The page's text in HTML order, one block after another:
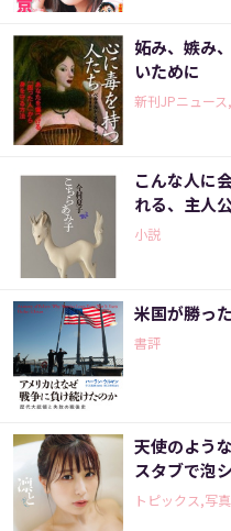
妬み、嫉み
いために
新刊JPニュー
こんな人に
れる、主人
小説
米国が勝っ
書評
天使のよう
スタブで泡
トピックス,写